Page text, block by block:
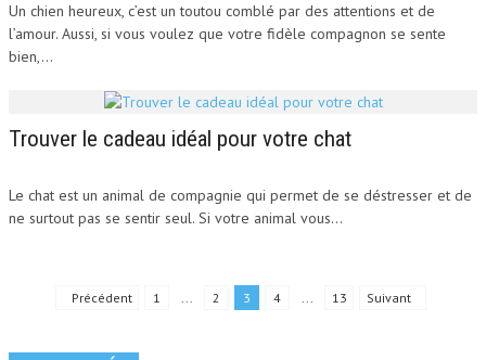
Un chien heureux, c’est un toutou comblé par des attentions et de
l’amour. Aussi, si vous voulez que votre fidèle compagnon se sente
bien,...
Trouver le cadeau idéal pour votre chat
Le chat est un animal de compagnie qui permet de se déstresser et de
ne surtout pas se sentir seul. Si votre animal vous...
Précédent 1 ... 2 3 4 ... 13 Suivant